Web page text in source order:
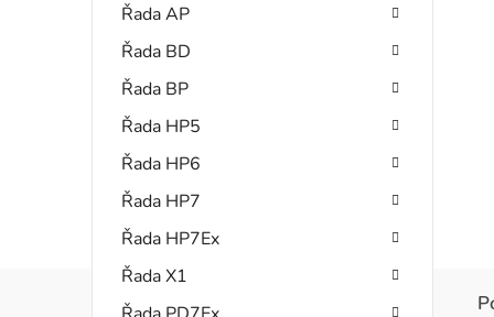
Řada AP
Řada BD
Řada BP
Řada HP5
Řada HP6
Řada HP7
Řada HP7Ex
Řada X1